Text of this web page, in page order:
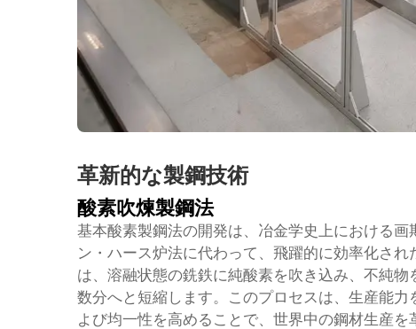
革新的な製鋼技術
酸素吹煉製鋼法
基本酸素製鋼法の開発は、冶金学史上における
ン・ハース炉法に代わって、飛躍的に効率化さ
は、溶融状態の銑鉄に純酸素を吹き込み、不純
数分へと短縮します。このプロセスは、生産能
よび均一性を高めることで、世界中の鋼材生産を